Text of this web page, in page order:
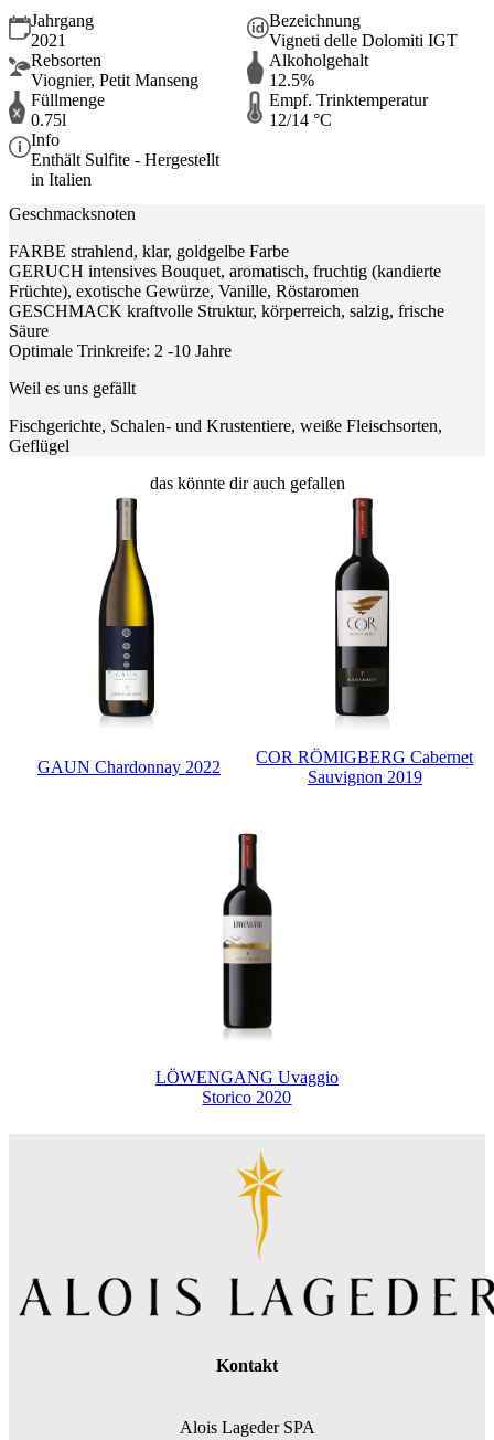
Jahrgang
2021
Bezeichnung
Vigneti delle Dolomiti IGT
Rebsorten
Viognier, Petit Manseng
Alkoholgehalt
12.5%
Füllmenge
0.75l
Empf. Trinktemperatur
12/14 °C
Info
Enthält Sulfite - Hergestellt
in Italien
Geschmacksnoten
FARBE strahlend, klar, goldgelbe Farbe
GERUCH intensives Bouquet, aromatisch, fruchtig (kandierte
Früchte), exotische Gewürze, Vanille, Röstaromen
GESCHMACK kraftvolle Struktur, körperreich, salzig, frische
Säure
Optimale Trinkreife: 2 -10 Jahre
Weil es uns gefällt
Fischgerichte, Schalen- und Krustentiere, weiße Fleischsorten,
Geflügel
das könnte dir auch gefallen
GAUN Chardonnay 2022
COR RÖMIGBERG Cabernet
Sauvignon 2019
LÖWENGANG Uvaggio
Storico 2020
Kontakt
Alois Lageder SPA